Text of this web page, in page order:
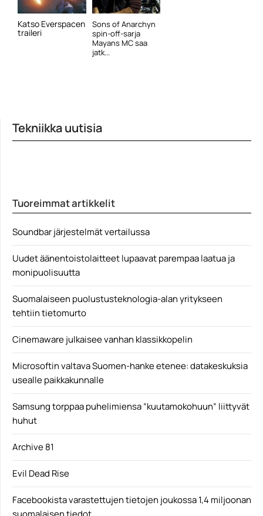
Katso Everspacen
traileri
Sons of Anarchyn
spin-off-sarja
Mayans MC saa
jatk...
Tekniikka uutisia
Tuoreimmat artikkelit
Soundbar järjestelmät vertailussa
Uudet äänentoistolaitteet lupaavat parempaa laatua ja
monipuolisuutta
Suomalaiseen puolustusteknologia-alan yritykseen
tehtiin tietomurto
Cinemaware julkaisee vanhan klassikkopelin
Microsoftin valtava Suomen-hanke etenee: datakeskuksia
usealle paikkakunnalle
Samsung torppaa puhelimiensa ”kuutamokohuun” liittyvät
huhut
Archive 81
Evil Dead Rise
Facebookista varastettujen tietojen joukossa 1,4 miljoonan